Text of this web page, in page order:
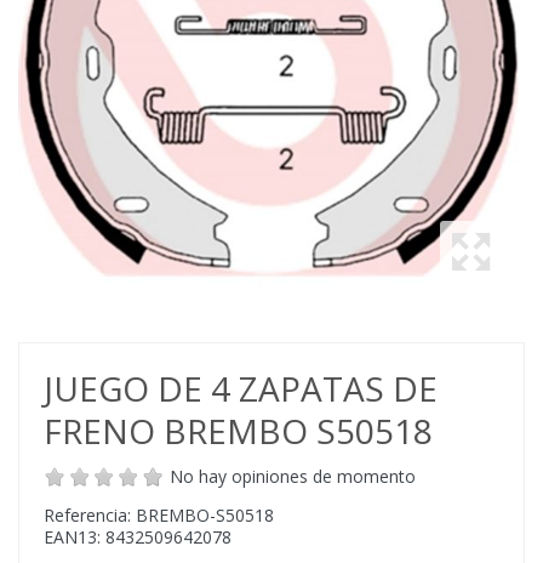
JUEGO DE 4 ZAPATAS DE
FRENO BREMBO S50518
No hay opiniones de momento
Referencia: BREMBO-S50518
EAN13: 8432509642078